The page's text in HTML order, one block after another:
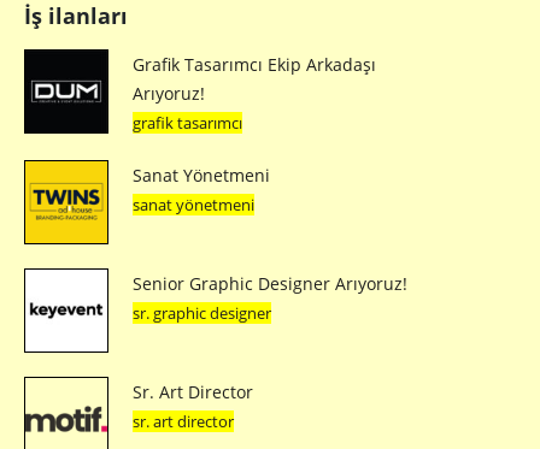
İş ilanları
Grafik Tasarımcı Ekip Arkadaşı
Arıyoruz!
grafik tasarımcı
Sanat Yönetmeni
sanat yönetmeni
Senior Graphic Designer Arıyoruz!
sr. graphic designer
Sr. Art Director
sr. art director